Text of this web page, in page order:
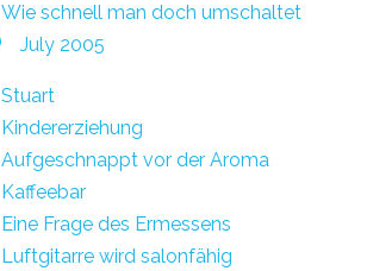
Wie schnell man doch umschaltet
July 2005
Stuart
Kindererziehung
Aufgeschnappt vor der Aroma
Kaffeebar
Eine Frage des Ermessens
Luftgitarre wird salonfähig